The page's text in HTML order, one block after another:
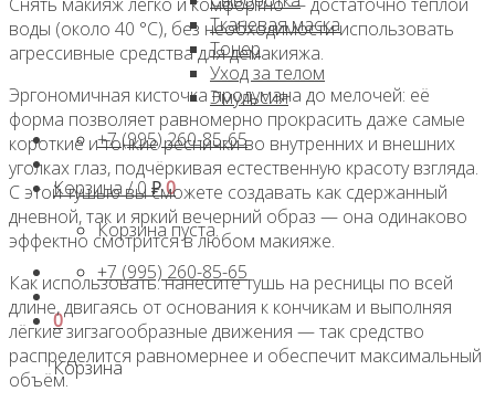
Тканевая маска
Тонер
Уход за телом
Эмульсия
+7 (995) 260-85-65
Корзина /0 ₽0
Корзина пуста.
+7 (995) 260-85-65
0
Корзина
воды (около 40 °C), без необходимости использовать
агрессивные средства для демакияжа.
Эргономичная кисточка продумана до мелочей: её
форма позволяет равномерно прокрасить даже самые
короткие и тонкие реснички во внутренних и внешних
уголках глаз, подчёркивая естественную красоту взгляда.
С этой тушью вы сможете создавать как сдержанный
дневной, так и яркий вечерний образ — она одинаково
эффектно смотрится в любом макияже.
Как использовать: нанесите тушь на ресницы по всей
длине, двигаясь от основания к кончикам и выполняя
лёгкие зигзагообразные движения — так средство
распределится равномернее и обеспечит максимальный
объём.